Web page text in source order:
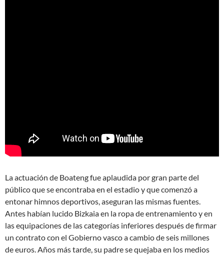
La actuación de Boateng fue aplaudida por gran parte del
público que se encontraba en el estadio y que comenzó a
entonar himnos deportivos, aseguran las mismas fuentes.
Antes habían lucido Bizkaia en la ropa de entrenamiento y en
las equipaciones de las categorías inferiores después de firmar
un contrato con el Gobierno vasco a cambio de seis millones
de euros. Años más tarde, su padre se quejaba en los medios